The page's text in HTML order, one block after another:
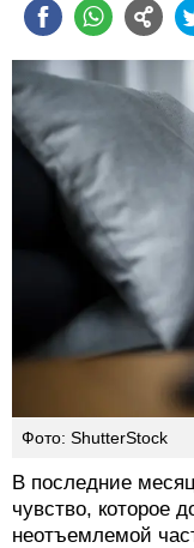
Фото: ShutterStock
В последние
чувство, которое
неотъемлемой